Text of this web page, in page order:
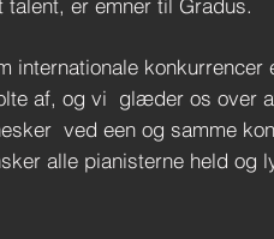
er emner til Gradus.
internationale konkurrencer
af, og vi glæder os over
ved een og samme
alle pianisterne held og